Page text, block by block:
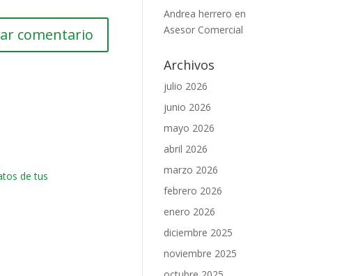
de tus
Andrea herrero en
Asesor Comercial
Archivos
julio 2026
junio 2026
mayo 2026
abril 2026
marzo 2026
febrero 2026
enero 2026
diciembre 2025
noviembre 2025